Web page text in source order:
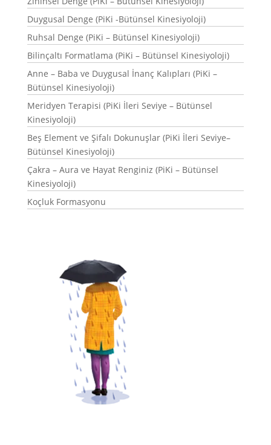
Duygusal Denge (PiKi -Bütünsel Kinesiyoloji)
Ruhsal Denge (PiKi – Bütünsel Kinesiyoloji)
Bilinçaltı Formatlama (PiKi – Bütünsel Kinesiyoloji)
Anne – Baba ve Duygusal İnanç Kalıpları (PiKi –
Bütünsel Kinesiyoloji)
Meridyen Terapisi (PiKi İleri Seviye – Bütünsel
Kinesiyoloji)
Beş Element ve Şifalı Dokunuşlar (PiKi İleri Seviye–
Bütünsel Kinesiyoloji)
Çakra – Aura ve Hayat Renginiz (PiKi – Bütünsel
Kinesiyoloji)
Koçluk Formasyonu